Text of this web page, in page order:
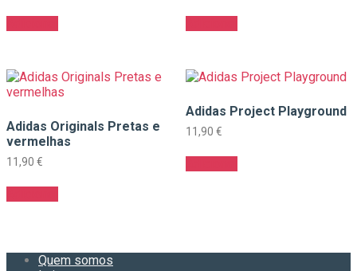
Adidas Originals Pretas e
vermelhas
11,90 €
Adidas Project Playground
11,90 €
Quem somos